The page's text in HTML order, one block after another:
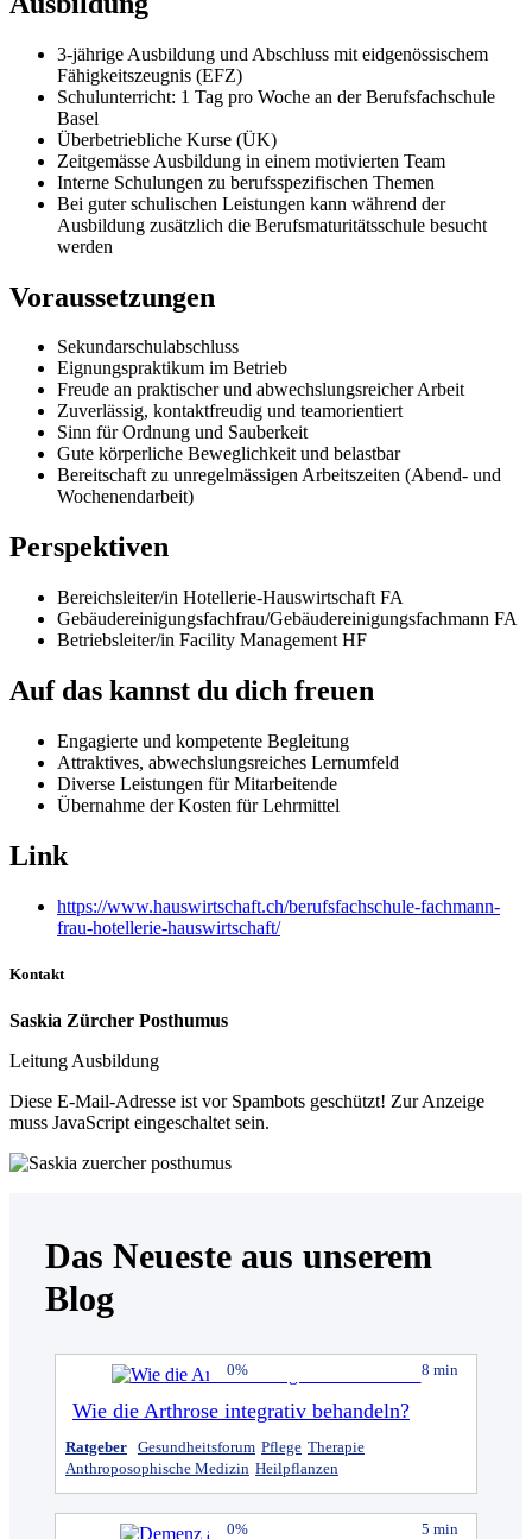
3-jährige Ausbildung und Abschluss mit eidgenössischem
Fähigkeitszeugnis (EFZ)
Schulunterricht: 1 Tag pro Woche an der Berufsfachschule
Basel
Überbetriebliche Kurse (ÜK)
Zeitgemässe Ausbildung in einem motivierten Team
Interne Schulungen zu berufsspezifischen Themen
Bei guter schulischen Leistungen kann während der
Ausbildung zusätzlich die Berufsmaturitätsschule besucht
werden
Voraussetzungen
Sekundarschulabschluss
Eignungspraktikum im Betrieb
Freude an praktischer und abwechslungsreicher Arbeit
Zuverlässig, kontaktfreudig und teamorientiert
Sinn für Ordnung und Sauberkeit
Gute körperliche Beweglichkeit und belastbar
Bereitschaft zu unregelmässigen Arbeitszeiten (Abend- und
Wochenendarbeit)
Perspektiven
Bereichsleiter/in Hotellerie-Hauswirtschaft FA
Gebäudereinigungsfachfrau/Gebäudereinigungsfachmann FA
Betriebsleiter/in Facility Management HF
Auf das kannst du dich freuen
Engagierte und kompetente Begleitung
Attraktives, abwechslungsreiches Lernumfeld
Diverse Leistungen für Mitarbeitende
Übernahme der Kosten für Lehrmittel
Link
https://www.hauswirtschaft.ch/berufsfachschule-fachmann-
frau-hotellerie-hauswirtschaft/
Kontakt
Saskia Zürcher Posthumus
Leitung Ausbildung
Diese E-Mail-Adresse ist vor Spambots geschützt! Zur Anzeige
muss JavaScript eingeschaltet sein.
Das Neueste aus unserem
Blog
0% 8 min
Wie die Arthrose integrativ behandeln?
Ratgeber Gesundheitsforum Pflege Therapie
Anthroposophische Medizin Heilpflanzen
0% 5 min